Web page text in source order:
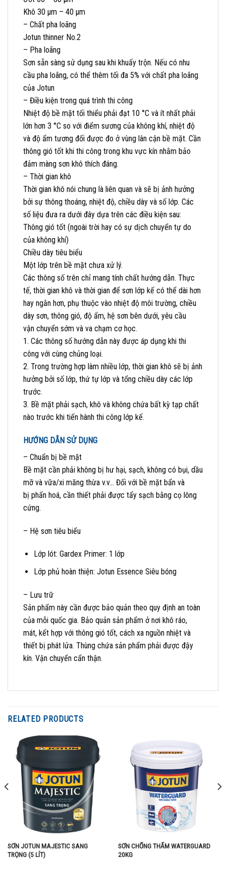
Khô 30 µm – 40 µm
– Chất pha loãng
Jotun thinner No.2
– Pha loãng
Sơn sẵn sàng sử dụng sau khi khuấy trộn. Nếu có nhu
cầu pha loãng, có thể thêm tối đa 5% với chất pha loãng
của Jotun
– Điều kiện trong quá trình thi công
Nhiệt độ bề mặt tối thiểu phải đạt 10 °C và ít nhất phải
lớn hơn 3 °C so với điểm sương của không khí, nhiệt độ
và độ ẩm tương đối được đo ở vùng lân cận bề mặt. Cần
thông gió tốt khi thi công trong khu vực kín nhằm bảo
đảm màng sơn khô thích đáng.
– Thời gian khô
Thời gian khô nói chung là liên quan và sẽ bị ảnh hưởng
bởi sự thông thoáng, nhiệt độ, chiều dày và số lớp. Các
số liệu đưa ra dưới đây dựa trên các điều kiện sau:
Thông gió tốt (ngoài trời hay có sự dịch chuyển tự do
của không khí)
Chiều dày tiêu biểu
Một lớp trên bề mặt chưa xử lý.
Các thông số trên chỉ mang tính chất hướng dẫn. Thực
tế, thời gian khô và thời gian để sơn lớp kế có thể dài hơn
hay ngắn hơn, phụ thuộc vào nhiệt độ môi trường, chiều
dày sơn, thông gió, độ ẩm, hệ sơn bên dưới, yêu cầu
vận chuyển sớm và va chạm cơ học.
1. Các thông số hướng dẫn này được áp dụng khi thi
công với cùng chủng loại.
2. Trong trường hợp làm nhiều lớp, thời gian khô sẽ bị ảnh
hưởng bởi số lớp, thứ tự lớp và tổng chiều dày các lớp
trước.
3. Bề mặt phải sạch, khô và không chứa bất kỳ tạp chất
nào trước khi tiến hành thi công lớp kế.
HƯỚNG DẪN SỬ DỤNG
– Chuẩn bị bề mặt
Bề mặt cần phải không bị hư hại, sạch, không có bụi, dầu
mỡ và vữa/xi măng thừa v.v… Đối với bề mặt bẩn và
bị phấn hoá, cần thiết phải được tẩy sạch bằng cọ lông
cứng.
– Hệ sơn tiêu biểu
Lớp lót: Gardex Primer: 1 lớp
Lớp phủ hoàn thiện: Jotun Essence Siêu bóng
– Lưu trữ
Sản phẩm này cần được bảo quản theo quy định an toàn
của mỗi quốc gia. Bảo quản sản phẩm ở nơi khô ráo,
mát, kết hợp với thông gió tốt, cách xa nguồn nhiệt và
thiết bị phát lửa. Thùng chứa sản phẩm phải được đậy
kín. Vận chuyển cẩn thận.
RELATED PRODUCTS
SƠN JOTUN MAJESTIC SANG
TRỌNG (5 LÍT)
SƠN CHỐNG THẤM WATERGUARD
20KG